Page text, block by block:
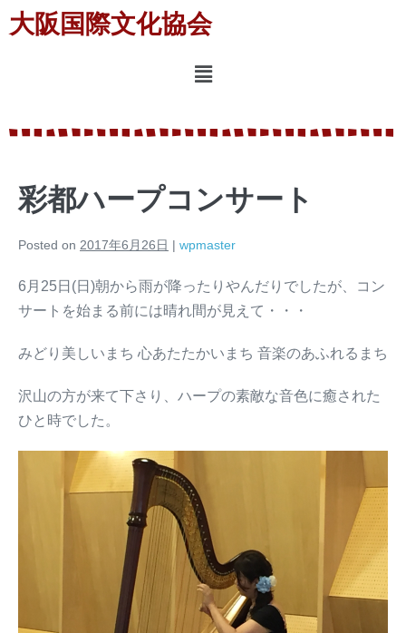
大阪国際文化協会
彩都ハープコンサート
Posted on 2017年6月26日 | wpmaster
6月25日(日)朝から雨が降ったりやんだりでしたが、コン
サートを始まる前には晴れ間が見えて・・・
みどり美しいまち 心あたたかいまち 音楽のあふれるまち
沢山の方が来て下さり、ハープの素敵な音色に癒された
ひと時でした。